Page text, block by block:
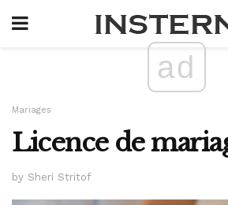
ad
Mariages
Licence de
by Sheri Stritof